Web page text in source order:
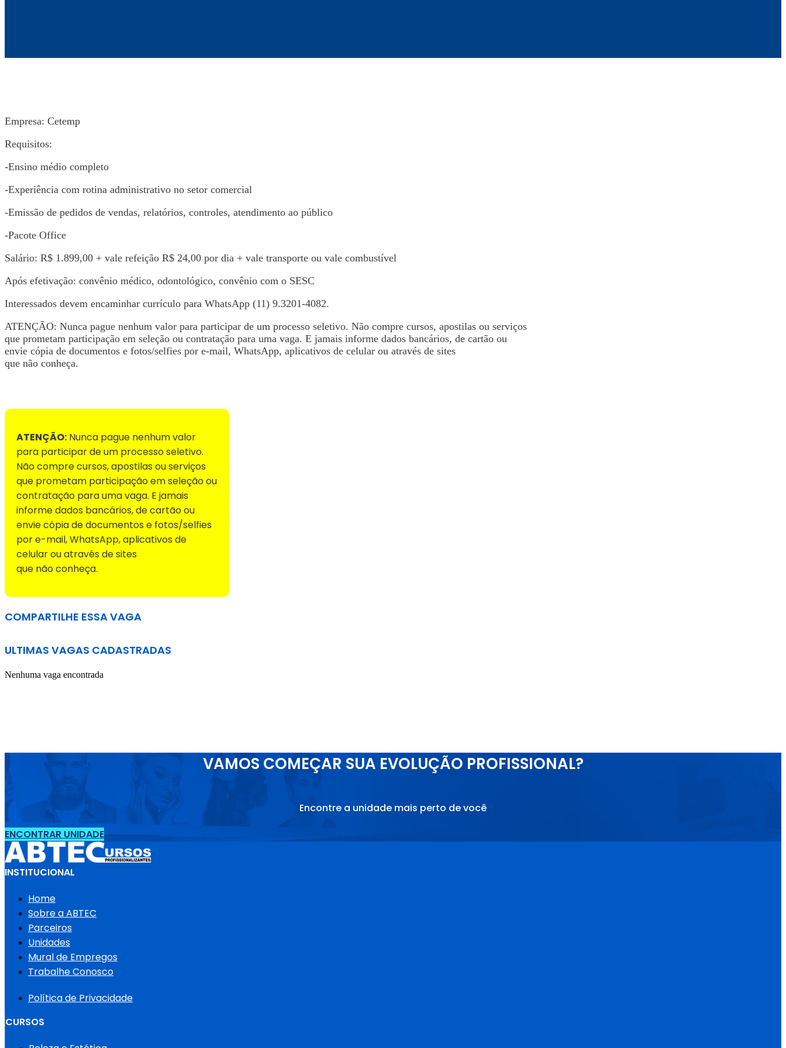
Empresa: Cetemp
Requisitos:
-Ensino médio completo
-Experiência com rotina administrativo no setor comercial
-Emissão de pedidos de vendas, relatórios, controles, atendimento ao público
-Pacote Office
Salário: R$ 1.899,00 + vale refeição R$ 24,00 por dia + vale transporte ou vale combustível
Após efetivação: convênio médico, odontológico, convênio com o SESC
Interessados devem encaminhar currículo para WhatsApp (11) 9.3201-4082.
ATENÇÃO: Nunca pague nenhum valor para participar de um processo seletivo. Não compre cursos, apostilas ou serviços
que prometam participação em seleção ou contratação para uma vaga. E jamais informe dados bancários, de cartão ou
envie cópia de documentos e fotos/selfies por e-mail, WhatsApp, aplicativos de celular ou através de sites
que não conheça.
ATENÇÃO: Nunca pague nenhum valor
para participar de um processo seletivo.
Não compre cursos, apostilas ou serviços
que prometam participação em seleção ou
contratação para uma vaga. E jamais
informe dados bancários, de cartão ou
envie cópia de documentos e fotos/selfies
por e-mail, WhatsApp, aplicativos de
celular ou através de sites
que não conheça.
COMPARTILHE ESSA VAGA
ULTIMAS VAGAS CADASTRADAS
Nenhuma vaga encontrada
VAMOS COMEÇAR SUA EVOLUÇÃO PROFISSIONAL?
Encontre a unidade mais perto de você
ENCONTRAR UNIDADE
INSTITUCIONAL
Home
Sobre a ABTEC
Parceiros
Unidades
Mural de Empregos
Trabalhe Conosco
Política de Privacidade
CURSOS